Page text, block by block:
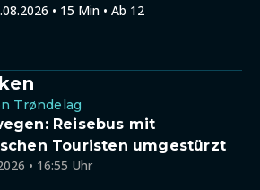
• 15 Min • Ab 12
Trøndelag
Reisebus mit
Touristen umgestürzt
• 16:55 Uhr